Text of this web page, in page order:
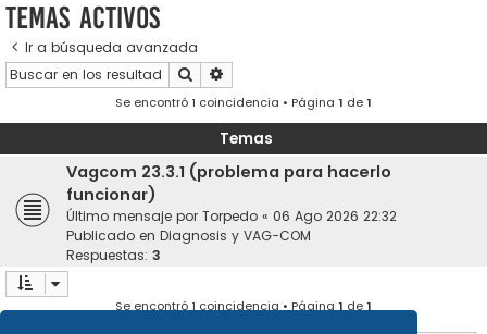
Temas activos
Ir a búsqueda avanzada
Buscar
Se encontró 1 coincidencia • Página 1 de1
Temas
Vagcom 23.3.1 (problema para hacerlo
funcionar)
Último mensaje por Torpedo « 06 Ago 2026 22:32
Publicado en Diagnosis y VAG-COM
Respuestas: 3
Se encontró 1 coincidencia • Página1de1